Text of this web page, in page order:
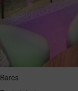
Bares